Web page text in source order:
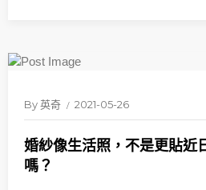
By英奇 2021-05-26
婚紗像生活照，不是更貼近
嗎？